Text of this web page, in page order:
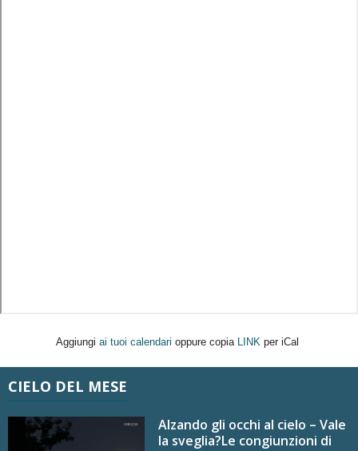
Aggiungi ai tuoi calendari oppure copia LINK per iCal
CIELO DEL MESE
Alzando gli occhi al cielo – Vale
la sveglia?Le congiunzioni di